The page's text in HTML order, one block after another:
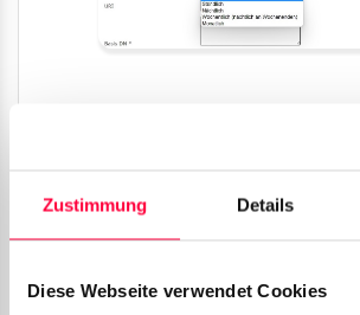
Zustimmung Details
Diese Webseite verwendet Cookies
wenn die Daten nicht aus einer
manuellen Quelle (z.B. einer